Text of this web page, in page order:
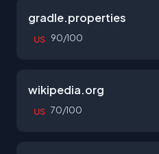
gradle.properties
US 90/100
wikipedia.org
US 70/100